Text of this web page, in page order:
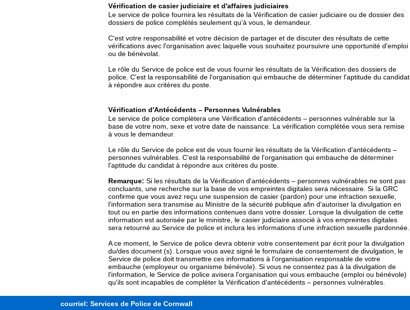
Vérification de casier judiciaire et d'affaires judiciaires
Le service de police fournira les résultats de la Vérification de casier judiciaire ou de dossier des
dossiers de police complétés seulement qu'à vous, le demandeur.
C'est votre responsabilité et votre décision de partager et de discuter des résultats de cette
vérifications avec l'organisation avec laquelle vous souhaitez poursuivre une opportunité d'emploi
ou de bénévolat.
Le rôle du Service de police est de vous fournir les résultats de la Vérification des dossiers de
police. C'est la responsabilité de l'organisation qui embauche de déterminer l'aptitude du candidat
à répondre aux critères du poste.
Vérification d'Antécédents – Personnes Vulnérables
Le service de police complètera une Vérification d'antécédents – personnes vulnérable sur la
base de votre nom, sexe et votre date de naissance. La vérification complétée vous sera remise
à vous le demandeur.
Le rôle du Service de police est de vous fournir les résultats de la Vérification d'antécédents –
personnes vulnérables. C'est la responsabilité de l'organisation qui embauche de déterminer
l'aptitude du candidat à répondre aux critères du poste.
Remarque: Si les résultats de la Vérification d'antécédents – personnes vulnérables ne sont pas
concluants, une recherche sur la base de vos empreintes digitales sera nécessaire. Si la GRC
confirme que vous avez reçu une suspension de casier (pardon) pour une infraction sexuelle,
l'information sera transmise au Ministre de la sécurité publique afin d'autoriser la divulgation en
tout ou en partie des informations contenues dans votre dossier. Lorsque la divulgation de cette
information est autorisée par le ministre, le casier judiciaire associé à vos empreintes digitales
sera retourné au Service de police et inclura les informations d'une infraction sexuelle pardonnée.
A ce moment, le Service de police devra obtenir votre consentement par écrit pour la divulgation
du/des document (s). Lorsque vous avez signé le formulaire de consentement de divulgation, le
Service de police doit transmettre ces informations à l'organisation responsable de votre
embauche (employeur ou organisme bénévole). Si vous ne consentez pas à la divulgation de
l'information, le Service de police avisera l'organisation qui vous embauche (emploi ou bénévole)
qu'ils sont incapables de compléter la Vérification d'antécédents – personnes vulnérables.
courriel: Services de Police de Cornwall